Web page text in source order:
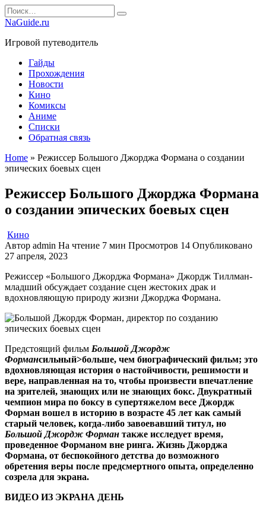
Перейти
к
Search
for:
NaGuide.ru
Игровой путеводитель
Гайды
Прохождения
Новости
Кино
Комиксы
Аниме
Списки
Обратная связь
Home » Режиссер Большого Джорджа Формана о создании
эпических боевых сцен
Режиссер Большого Джорджа Формана
о создании эпических боевых сцен
Кино
Автор admin На чтение 7 мин Просмотров 14 Опубликовано
27 апреля, 2023
Режиссер «Большого Джорджа Формана» Джордж Тиллман-
младший обсуждает создание сцен жестоких драк и
вдохновляющую природу жизни Джорджа Формана.
Предстоящий фильм Большой Джордж
Формансильный>больше, чем биографический фильм; это
вдохновляющая история о настойчивости, решимости и
вере, направленная на то, чтобы произвести впечатление
на зрителей, знающих или не знающих бокс. Двукратный
чемпион мира по боксу в супертяжелом весе Джордж
Форман вошел в историю в возрасте 45 лет как самый
старый человек, когда-либо завоевавший титул, но
Большой Джордж Форман также исследует время,
проведенное Форманом вне ринга. Жизнь Джорджа
Формана, от беспокойного детства до возможного
обретения веры после предсмертного опыта, определенно
созрела для экрана.
ВИДЕО ИЗ ЭКРАНА ДЕНЬ